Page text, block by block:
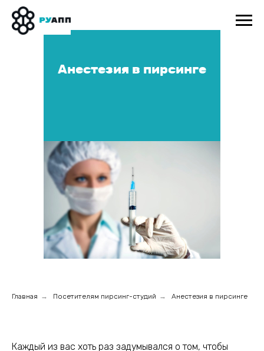
Анестезия в пирсинге
Главная → Посетителям пирсинг-студий → Анестезия в пирсинге
Каждый из вас хоть раз задумывался о том, чтобы